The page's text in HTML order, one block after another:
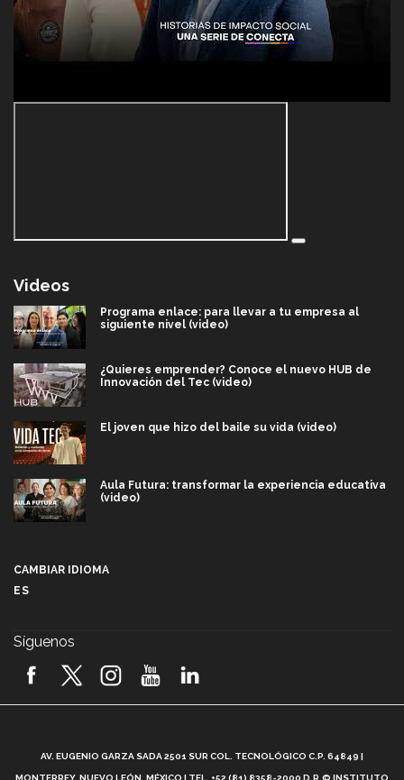
Videos
Programa enlace: para llevar a tu empresa al
siguiente nivel (video)
¿Quieres emprender? Conoce el nuevo HUB de
Innovación del Tec (video)
El joven que hizo del baile su vida (video)
Aula Futura: transformar la experiencia educativa
(video)
2026! (video)
¿Cómo es el Modelo Educativo Tec? (video)
CAMBIAR IDIOMA
ES
Síguenos
AV. EUGENIO GARZA SADA 2501 SUR COL. TECNOLÓGICO C.P. 64849 |
MONTERREY, NUEVO LEÓN, MÉXICO | TEL. +52 (81) 8358-2000 D.R.© INSTITUTO